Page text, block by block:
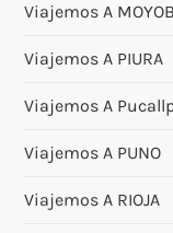
Viajemos A
Viajemos A PIURA
Viajemos A
Viajemos A PUNO
Viajemos A RIOJA